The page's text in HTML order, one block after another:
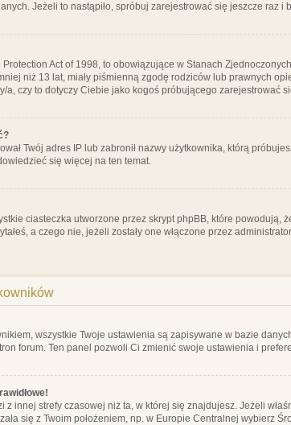
Jeżeli to nastąpiło, spróbuj zarejestrować się jeszcze raz
Act of 1998, to obowiązujące w Stanach
niż 13 lat, miały piśmienną zgodę rodziców lub prawnych
a, czy to dotyczy Ciebie jako kogoś próbującego zarejestrować
Twój adres IP lub zabronił nazwy użytkownika, którą
się więcej na ten temat.
ciasteczka utworzone przez skrypt phpBB, które
a czego nie, jeżeli zostały one włączone przez
wszystkie Twoje ustawienia są zapisywane w bazie
forum. Ten panel pozwoli Ci zmienić swoje ustawienia i
z innej strefy czasowej niż ta, w której się znajdujesz. Jeżeli
się z Twoim położeniem, np. w Europie Centralnej wybierz